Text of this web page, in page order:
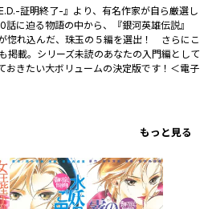
証明終了-』より、有名作家が自ら厳選し
に迫る物語の中から、『銀河英雄伝説』
惚れ込んだ、珠玉の５編を選出！ さらにこ
掲載。シリーズ未読のあなたの入門編として
おきたい大ボリュームの決定版です！＜電子
もっと見る